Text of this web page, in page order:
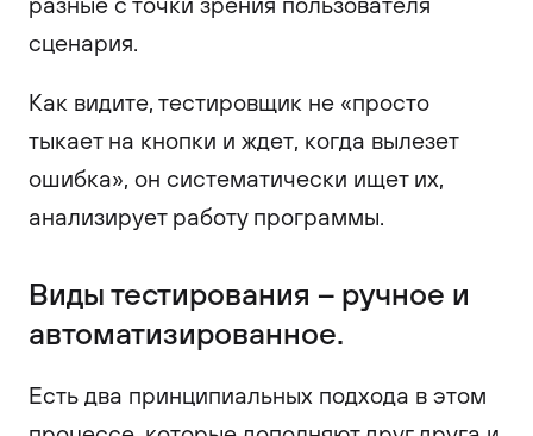
сценария.
Как видите, тестировщик не «просто
тыкает на кнопки и ждет, когда вылезет
ошибка», он систематически ищет их,
анализирует работу программы.
Виды тестирования – ручное и
автоматизированное.
Есть два принципиальных подхода в этом